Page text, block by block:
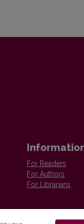
For Readers
For Authors
For Librarians